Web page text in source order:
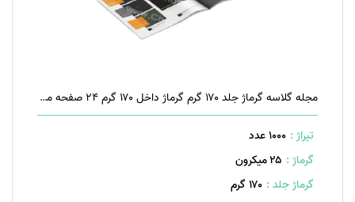
مجله گلاسه گرماژ جلد ۱۷۰ گرم گرماژ داخل ۱۷۰ گرم ۲۴ صفحه منگنه تخت
تیراژ : 1000 عدد
گرماژ : ۲۵ میکرون
گرماژ جلد : ۱۷۰ گرم